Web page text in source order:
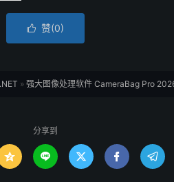
 赞(0)
» 强大图像处理软件 CameraBag Pro
分享到
    